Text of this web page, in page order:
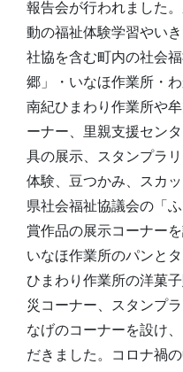
報告会が行われました
動の福祉体験学習やい
社協を含む町内の社会
郷」・いなほ作業所・
南紀ひまわり作業所や
ーナー、里親支援セン
具の展示、スタンプラ
体験、豆つかみ、スカ
県社会福祉協議会の「
賞作品の展示コーナー
いなほ作業所のパンと
ひまわり作業所の洋菓
災コーナー、スタンプ
なげのコーナーを設け
だきました。コロナ禍